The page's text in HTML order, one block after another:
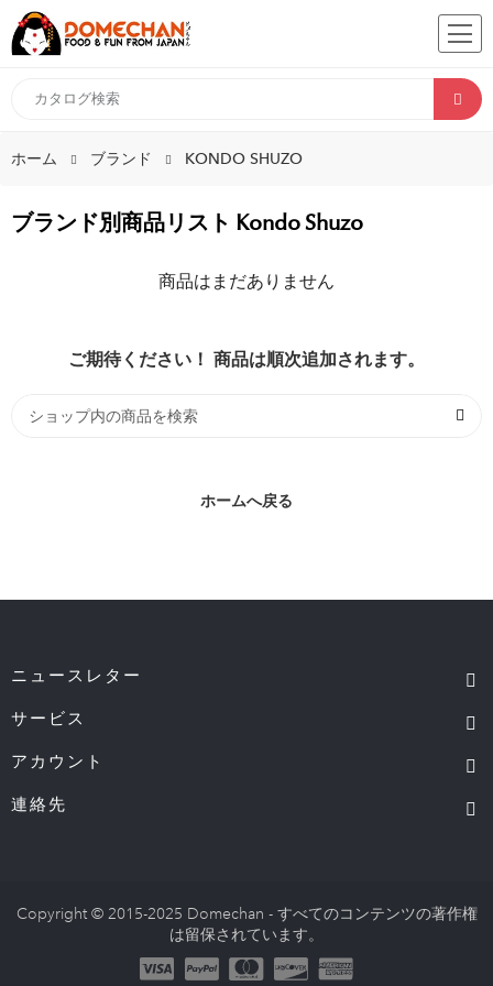
ホーム ブランド KONDO SHUZO
ブランド別商品リスト Kondo Shuzo
商品はまだありません
ご期待ください！ 商品は順次追加されます。
ホームへ戻る
ニュースレター
サービス
アカウント
連絡先
Copyright © 2015-2025 Domechan - すべてのコンテンツの著作権
は留保されています。